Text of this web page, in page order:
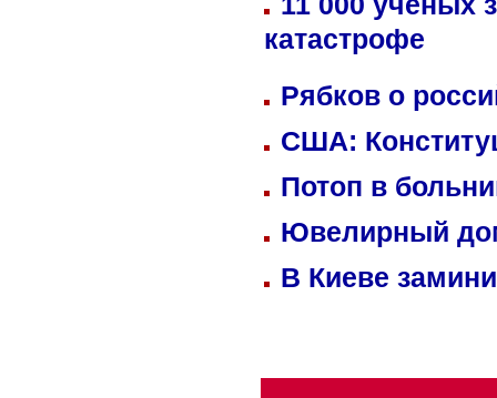
катастрофе
Рябков о
США:
Потоп в
Ювелирный
В Киеве